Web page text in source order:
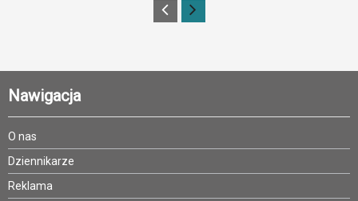
Nawigacja
O nas
Dziennikarze
Reklama